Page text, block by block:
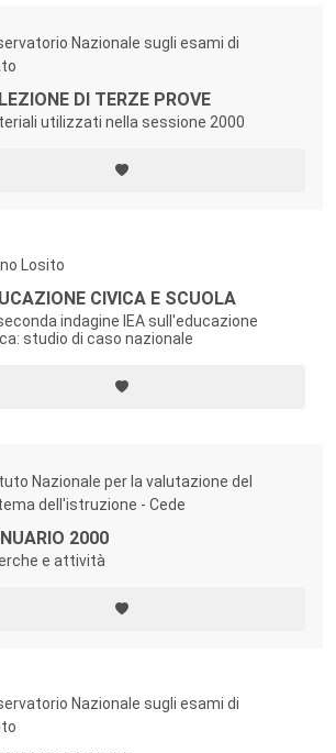
Nazionale sugli esami di
DI TERZE PROVE
utilizzati nella sessione 2000
Losito
CIVICA E SCUOLA
indagine IEA sull'educazione
studio di caso nazionale
Nazionale per la valutazione del
dell'istruzione - Cede
2000
e attività
Nazionale sugli esami di